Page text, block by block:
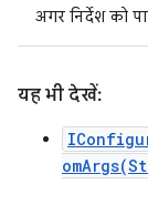
अगर निर्देश को
यह भी देखें: